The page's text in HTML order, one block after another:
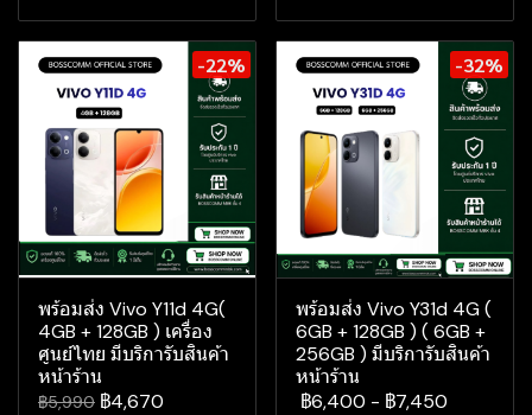
-22%
พร้อมส่ง Vivo Y11d 4G(
4GB + 128GB ) เครื่อง
ศูนย์ไทย มีบริการับสินค้า
หน้าร้าน
฿5,990 ฿4,670
-32%
พร้อมส่ง Vivo Y31d 4G (
6GB + 128GB ) ( 6GB +
256GB ) มีบริการับสินค้า
หน้าร้าน
฿6,400 - ฿7,450